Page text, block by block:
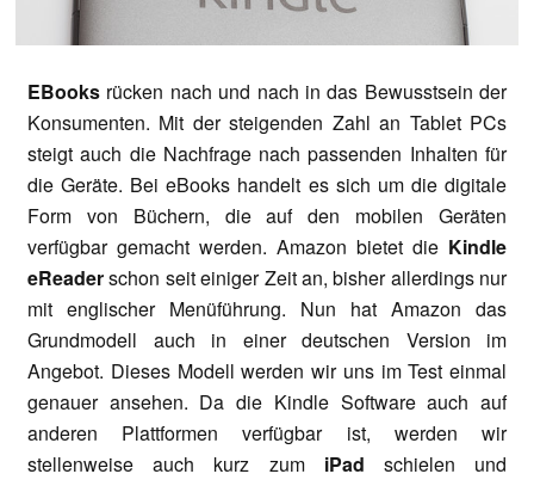
EBooks rücken nach und nach in das Bewusstsein der
Konsumenten. Mit der steigenden Zahl an Tablet PCs
steigt auch die Nachfrage nach passenden Inhalten für
die Geräte. Bei eBooks handelt es sich um die digitale
Form von Büchern, die auf den mobilen Geräten
verfügbar gemacht werden. Amazon bietet die Kindle
eReaderschon seit einiger Zeit an, bisher allerdings nur
mit englischer Menüführung. Nun hat Amazon das
Grundmodell auch in einer deutschen Version im
Angebot. Dieses Modell werden wir uns im Test einmal
genauer ansehen. Da die Kindle Software auch auf
anderen Plattformen verfügbar ist, werden wir
stellenweise auch kurz zum iPad schielen und